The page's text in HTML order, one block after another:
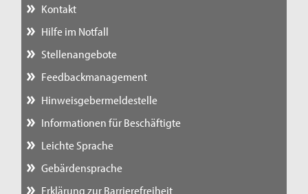
Kontakt
Hilfe im Notfall
Stellenangebote
Feedbackmanagement
Hinweisgebermeldestelle
Informationen für Beschäftigte
Leichte Sprache
Gebärdensprache
Erklärung zur Barrierefreiheit